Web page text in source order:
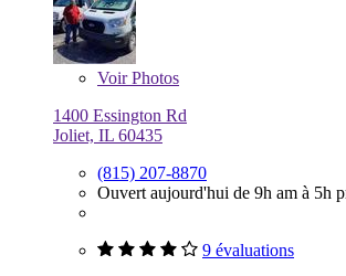
VoirPhotos
1400 Essington Rd
Joliet, IL 60435
(815) 207-8870
Ouvert aujourd'hui de 9h am à 5h
9 évaluations